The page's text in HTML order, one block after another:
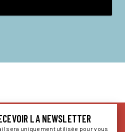
LA NEWSLETTER
sera uniquement utilisée pour vous